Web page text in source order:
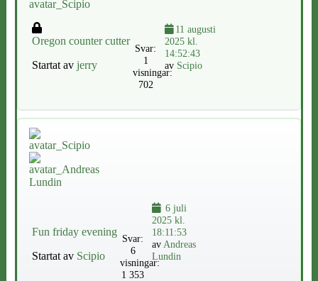
Oregon counter cutter
Startat av jerry
Svar:
1
visningar:
702
11 augusti
2025 kl.
14:52:43
av Scipio
Fun friday evening
Startat av Scipio
Svar:
6
visningar:
1 353
6 juli
2025 kl.
18:11:53
av Andreas
Lundin